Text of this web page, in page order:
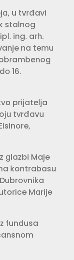
u tvrđavi
stalnog
ing. arh.
na temu
16.
prijatelja
tvrđavu
glazbi Maje
kontrabasu
Marije
fundusa